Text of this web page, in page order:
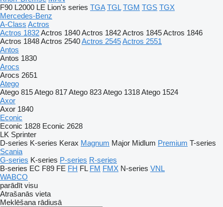
F90 L2000 LE Lion's series TGA TGL TGM TGS TGX
Mercedes-Benz
A-Class Actros
Actros 1832Actros 1840Actros 1842Actros 1845Actros 1846
Actros 1848Actros 2540Actros 2545Actros 2551
Antos
Antos 1830
Arocs
Arocs 2651
Atego
Atego 815Atego 817Atego 823Atego 1318Atego 1524
Axor
Axor 1840
Econic
Econic 1828 Econic 2628
LK Sprinter
D-series K-series Kerax Magnum Major Midlum Premium T-series
Scania
G-series K-series P-series R-series
B-series EC F89 FE FH FL FM FMX N-series VNL
WABCO
parādīt visu
Atrašanās vieta
Meklēšana rādiusā